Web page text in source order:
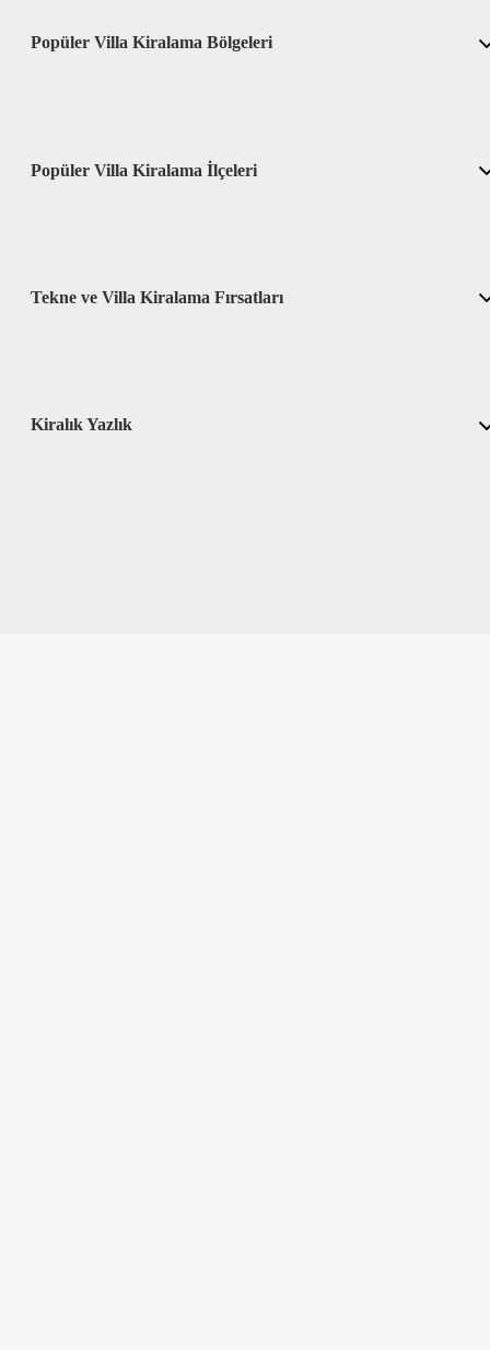
Popüler Villa Kiralama Bölgeleri
Popüler Villa Kiralama İlçeleri
Tekne ve Villa Kiralama Fırsatları
Kiralık Yazlık